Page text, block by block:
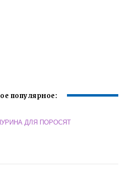
популярное:
ДЛЯ ПОРОСЯТ